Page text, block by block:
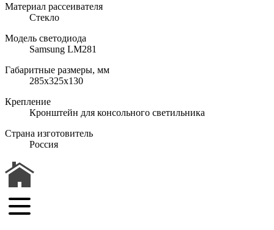
Материал рассеивателя
Стекло
Модель светодиода
Samsung LM281
Габаритные размеры, мм
285х325х130
Крепление
Кронштейн для консольного светильника
Страна изготовитель
Россия